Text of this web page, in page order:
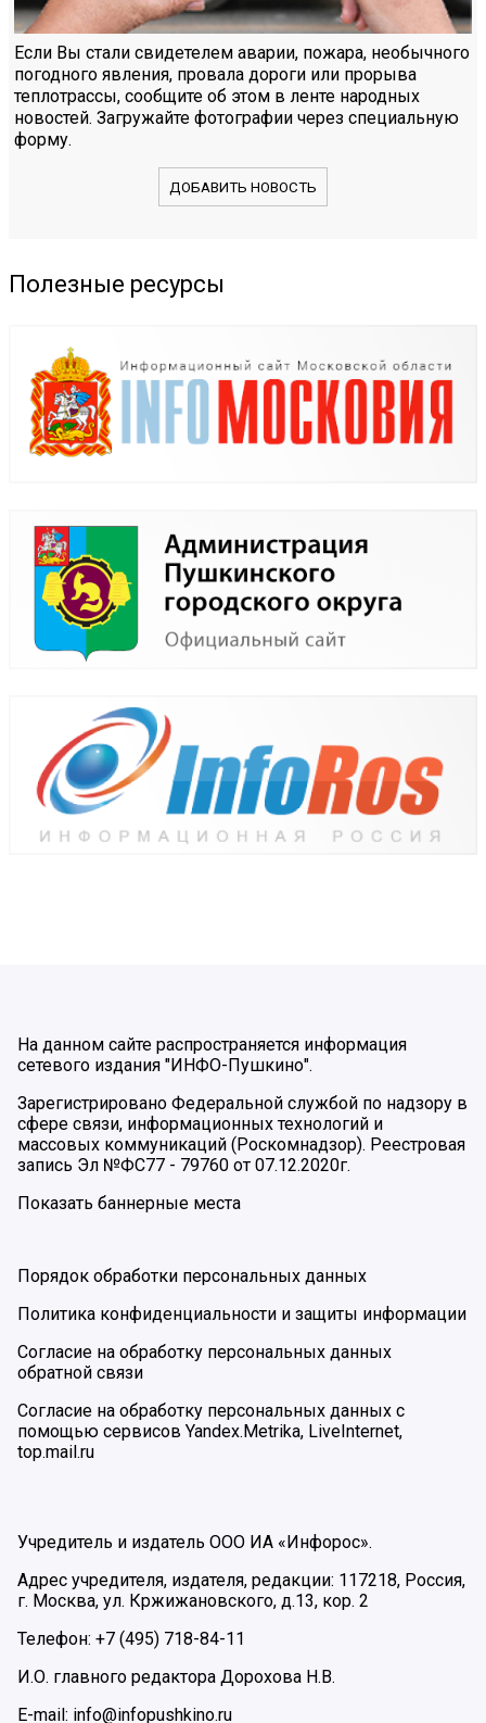
Если Вы стали свидетелем аварии, пожара, необычного
погодного явления, провала дороги или прорыва
теплотрассы, сообщите об этом в ленте народных
новостей. Загружайте фотографии через специальную
форму.
ДОБАВИТЬ НОВОСТЬ
Полезные ресурсы
На данном сайте распространяется информация
сетевого издания "ИНФО-Пушкино".
Зарегистрировано Федеральной службой по надзору в
сфере связи, информационных технологий и
массовых коммуникаций (Роскомнадзор). Реестровая
запись Эл №ФС77 - 79760 от 07.12.2020г.
Показать баннерные места
Порядок обработки персональных данных
Политика конфиденциальности и защиты информации
Согласие на обработку персональных данных
обратной связи
Согласие на обработку персональных данных с
помощью сервисов Yandex.Metrika, LiveInternet,
top.mail.ru
Учредитель и издатель ООО ИА «Инфорос».
Адрес учредителя, издателя, редакции: 117218, Россия,
г. Москва, ул. Кржижановского, д.13, кор. 2
Телефон: +7 (495) 718-84-11
И.О. главного редактора Дорохова Н.В.
E-mail: info@infopushkino.ru